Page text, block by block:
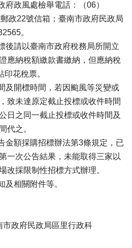
府政風處檢舉電話：（06）
政22號信箱；臺南市政府民政局
。
後請以臺南市政府稅務局所開立
應納稅額繳款書繳納，但應納稅
花稅票。
及開標時間，若因颱風等災變或
致未達原定截止投標或收件時間
日之同一截止投標或收件時間及
代之。
金額採購招標辦法第3條規定，已
一次公告結果，未能取得三家以
改採限制性招標方式辦理。
及相關附件等。
市政府民政局區里行政科